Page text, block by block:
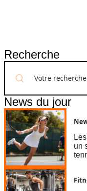
Recherche
News du jour
un